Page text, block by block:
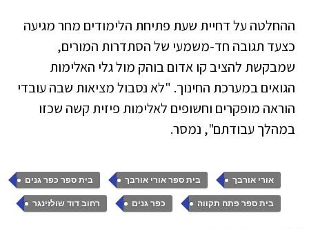
ההחלטה על דחיית שעת פתיחת הלימודים מחר מגיעה
כצעד תגובה חד-משמעי של הסתדרות המורים,
שמבקשת להציב קו אדום בוהק מול גלי האלימות
הגואים במערכת החינוך. "לא נסבול מציאות שבה עובדי
הוראה מופקרים וחשופים לאלימות פיזית קשה שכזו
במהלך עבודתם", נמסר.
אורי אורבך , בית ספר אורי אורבך , בית ספר כפר גנים ,
בית ספר פתח תקווה , כפר גנים , רחוב דוד שולזינגר